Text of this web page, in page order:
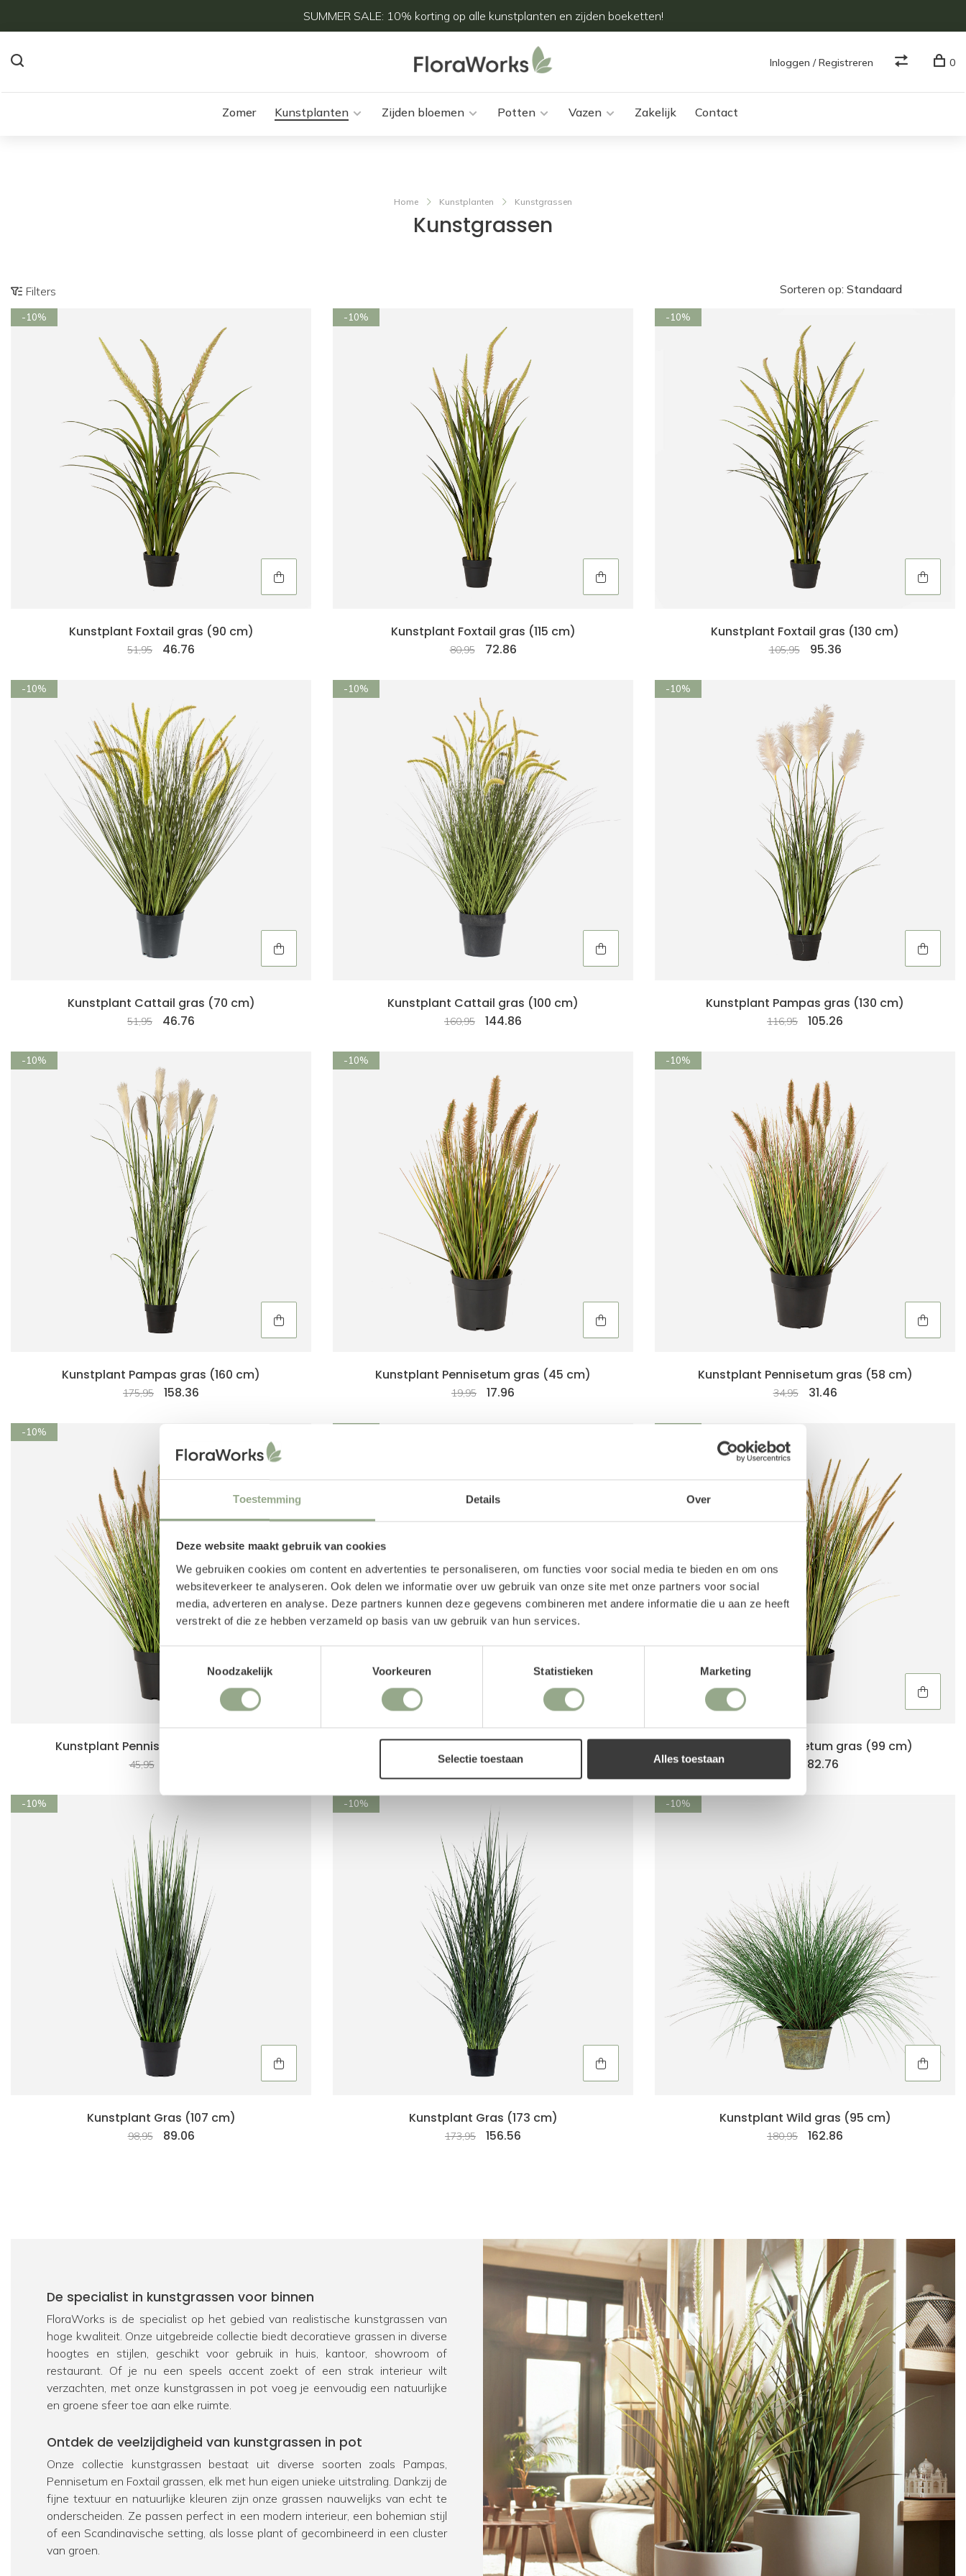
Toestemming Details Over
Deze website maakt gebruik van cookies
We gebruiken cookies om content en advertenties te personaliseren, om functies voor social media te bieden en om ons
websiteverkeer te analyseren. Ook delen we informatie over uw gebruik van onze site met onze partners voor social
media, adverteren en analyse. Deze partners kunnen deze gegevens combineren met andere informatie die u aan ze heeft
verstrekt of die ze hebben verzameld op basis van uw gebruik van hun services.
Toestemmingsselectie
Noodzakelijk
Voorkeuren Statistieken Marketing
Selectie toestaan Alles toestaan
SUMMER SALE: 10% korting op alle kunstplanten en zijden boeketten!
Zomer Kunstplanten Zijden bloemen Potten Vazen Zakelijk Contact
Inloggen / Registreren 0
Home Kunstplanten Kunstgrassen
Kunstgrassen
Filters Sorteren op:
-10%
Kunstplant Foxtail gras (90 cm)
51,95 46.76
-10%
Kunstplant Foxtail gras (115 cm)
80,95 72.86
-10%
Kunstplant Foxtail gras (130 cm)
105,95 95.36
-10%
Kunstplant Cattail gras (70 cm)
51,95 46.76
-10%
Kunstplant Cattail gras (100 cm)
160,95 144.86
-10%
Kunstplant Pampas gras (130 cm)
116,95 105.26
-10%
Kunstplant Pampas gras (160 cm)
175,95 158.36
-10%
Kunstplant Pennisetum gras (45 cm)
19,95 17.96
-10%
Kunstplant Pennisetum gras (58 cm)
34,95 31.46
-10%
Kunstplant Pennisetum gras (71 cm)
45,95
Kunstplant Pennisetum gras (85 cm)
56,95 51.26
Kunstplant Pennisetum gras (99 cm)
82.76
-10%
Kunstplant Gras (107 cm)
98,95 89.06
-10%
Kunstplant Gras (173 cm)
173,95 156.56
-10%
Kunstplant Wild gras (95 cm)
180,95 162.86
De specialist in kunstgrassen voor binnen
FloraWorks is de specialist op het gebied van realistische kunstgrassen van
hoge kwaliteit. Onze uitgebreide collectie biedt decoratieve grassen in diverse
hoogtes en stijlen, geschikt voor gebruik in huis, kantoor, showroom of
restaurant. Of je nu een speels accent zoekt of een strak interieur wilt
verzachten, met onze kunstgrassen in pot voeg je eenvoudig een natuurlijke
en groene sfeer toe aan elke ruimte.
Ontdek de veelzijdigheid van kunstgrassen in pot
Onze collectie kunstgrassen bestaat uit diverse soorten zoals Pampas,
Pennisetum en Foxtail grassen, elk met hun eigen unieke uitstraling. Dankzij de
fijne textuur en natuurlijke kleuren zijn onze grassen nauwelijks van echt te
onderscheiden. Ze passen perfect in een modern interieur, een bohemian stijl
of een Scandinavische setting, als losse plant of gecombineerd in een cluster
van groen.